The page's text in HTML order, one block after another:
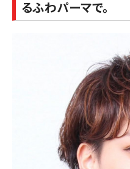
るふわパーマで。